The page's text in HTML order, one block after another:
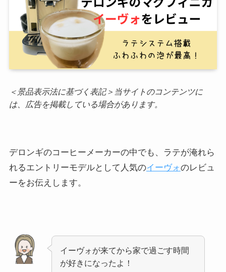
＜景品表示法に基づく表記＞当サイトのコンテンツに
は、広告を掲載している場合があります。
デロンギのコーヒーメーカーの中でも、ラテが淹れら
れるエントリーモデルとして人気のイーヴォのレビュ
ーをお伝えします。
イーヴォが来てから家で過ごす時間
が好きになったよ！